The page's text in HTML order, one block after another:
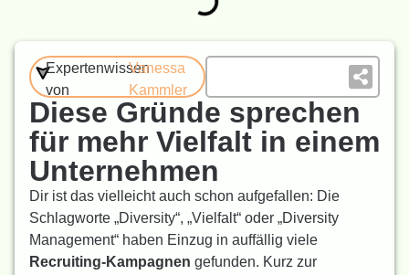
Expertenwissen
von
Vanessa
Kammler
Diese Gründe sprechen
für mehr Vielfalt in einem
Unternehmen
Dir ist das vielleicht auch schon aufgefallen: Die
Schlagworte „Diversity“, „Vielfalt“ oder „Diversity
Management“ haben Einzug in auffällig viele
Recruiting-Kampagnen gefunden. Kurz zur